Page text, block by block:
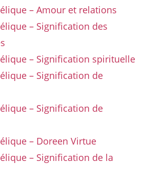
– Amour et relations
– Signification des
– Signification spirituelle
– Signification de
– Signification de
– Doreen Virtue
– Signification de la